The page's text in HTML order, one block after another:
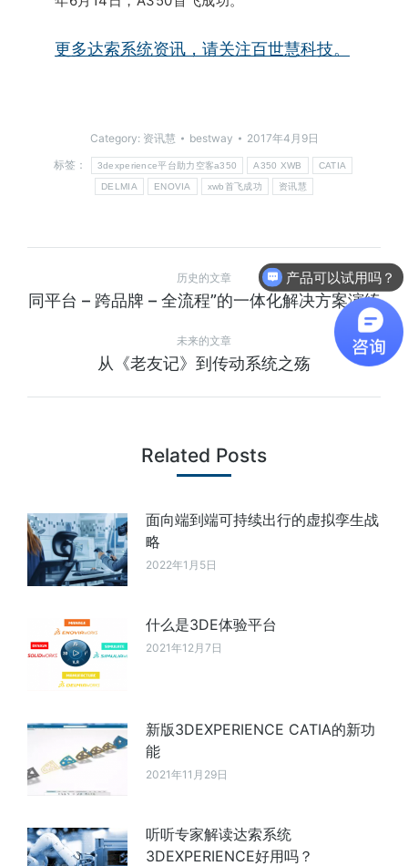
更多达索系统资讯，请关注百世慧科技。
Category: 资讯慧 bestway
2017年4月9日
标签：
3dexperience平台助力空客a350 A350 XWB CATIA
DELMIA ENOVIA xwb首飞成功 资讯慧
历史的文章
同平台 – 跨品牌 – 全流程”的一体化解决方案演练
未来的文章
从《老友记》到传动系统之殇
Related Posts
面向端到端可持续出行的虚拟孪生战
略
2022年1月5日
什么是3DE体验平台
2021年12月7日
新版3DEXPERIENCE CATIA的新功
能
2021年11月29日
听听专家解读达索系统
3DEXPERIENCE好用吗？
产品可以试用吗？